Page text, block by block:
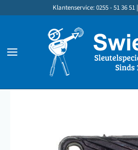
inhoud
Klantenservice: 0255 - 51 36 51 |